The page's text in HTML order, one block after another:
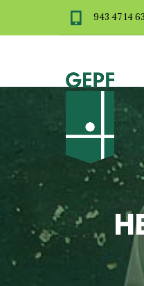
943 47 14 63